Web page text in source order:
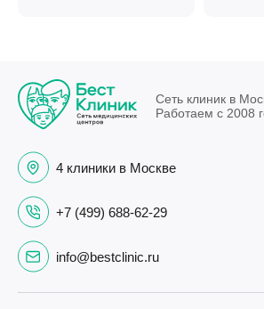
Сеть клиник в
Работаем с 2008
4 клиники в Москве
+7 (499) 688-62-29
info@bestclinic.ru